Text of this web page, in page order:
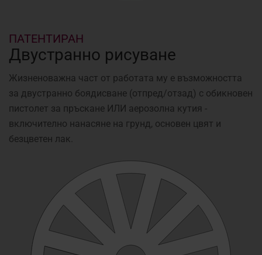
ПАТЕНТИРАН
Двустранно рисуване
Жизненоважна част от работата му е възможността
за двустранно боядисване (отпред/отзад) с обикновен
пистолет за пръскане ИЛИ аерозолна кутия -
включително нанасяне на грунд, основен цвят и
безцветен лак.